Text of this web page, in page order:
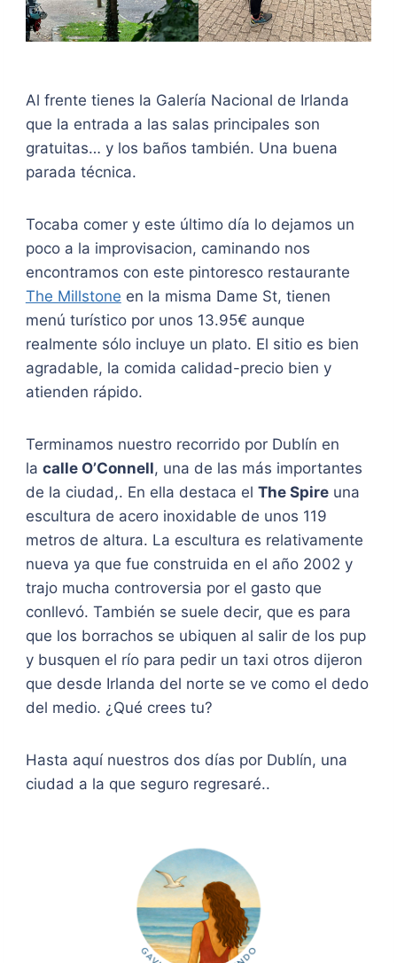
Al frente tienes la Galería Nacional de Irlanda
que la entrada a las salas principales son
gratuitas… y los baños también. Una buena
parada técnica.
Tocaba comer y este último día lo dejamos un
poco a la improvisacion, caminando nos
encontramos con este pintoresco restaurante
The Millstone en la misma Dame St, tienen
menú turístico por unos 13.95€ aunque
realmente sólo incluye un plato. El sitio es bien
agradable, la comida calidad-precio bien y
atienden rápido.
Terminamos nuestro recorrido por Dublín en
la calle O’Connell, una de las más importantes
de la ciudad,. En ella destaca el The Spireuna
escultura de acero inoxidable de unos 119
metros de altura. La escultura es relativamente
nueva ya que fue construida en el año 2002 y
trajo mucha controversia por el gasto que
conllevó. También se suele decir, que es para
que los borrachos se ubiquen al salir de los pup
y busquen el río para pedir un taxi otros dijeron
que desde Irlanda del norte se ve como el dedo
del medio. ¿Qué crees tu?
Hasta aquí nuestros dos días por Dublín, una
ciudad a la que seguro regresaré..